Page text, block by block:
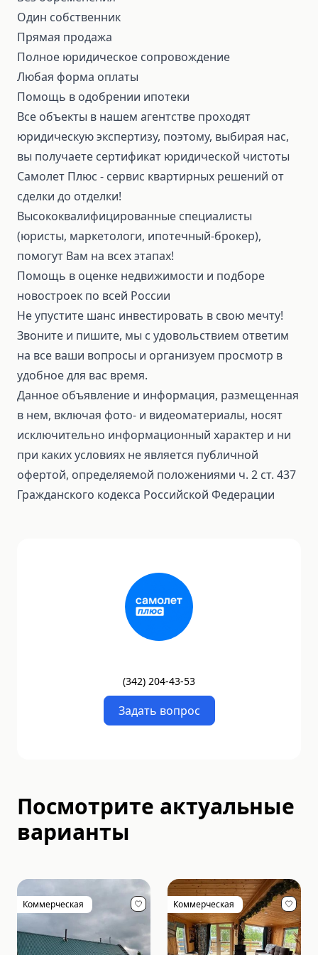
Один собственник
Прямая продажа
Полное юридическое сопровождение
Любая форма оплаты
Помощь в одобрении ипотеки
Все объекты в нашем агентстве проходят
юридическую экспертизу, поэтому, выбирая нас,
вы получаете сертификат юридической чистоты
Самолет Плюс - сервис квартирных решений от
сделки до отделки!
Высококвалифицированные специалисты
(юристы, маркетологи, ипотечный-брокер),
помогут Вам на всех этапах!
Помощь в оценке недвижимости и подборе
новостроек по всей России
Не упустите шанс инвестировать в свою мечту!
Звоните и пишите, мы с удовольствием ответим
на все ваши вопросы и организуем просмотр в
удобное для вас время.
Данное объявление и информация, размещенная
в нем, включая фото- и видеоматериалы, носят
исключительно информационный характер и ни
при каких условиях не является публичной
офертой, определяемой положениями ч. 2 ст. 437
Гражданского кодекса Российской Федерации
(342) 204-43-53
Задать вопрос
Посмотрите актуальные
варианты
Коммерческая Коммерческая